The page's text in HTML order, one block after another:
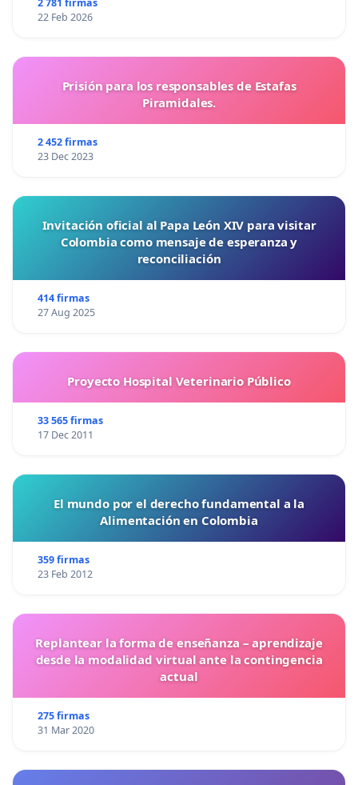
22 Feb 2026
Prisión para los responsables de Estafas
Piramidales.
2 452 firmas
23 Dec 2023
Invitación oficial al Papa León XIV para visitar
Colombia como mensaje de esperanza y
reconciliación
414 firmas
27 Aug 2025
Proyecto Hospital Veterinario Público
33 565 firmas
17 Dec 2011
El mundo por el derecho fundamental a la
Alimentación en Colombia
359 firmas
23 Feb 2012
Replantear la forma de enseñanza – aprendizaje
desde la modalidad virtual ante la contingencia
actual
275 firmas
31 Mar 2020